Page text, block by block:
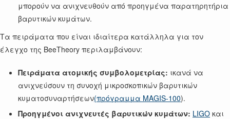
μπορούν να ανιχνευθούν από προηγμένα παρατηρητήρια
βαρυτικών κυμάτων.
Τα πειράματα που είναι ιδιαίτερα κατάλληλα για τον
έλεγχο της BeeTheory περιλαμβάνουν:
Πειράματα ατομικής συμβολομετρίας: ικανά να
ανιχνεύσουν τη συνοχή μικροσκοπικών βαρυτικών
κυματοσυναρτήσεων(πρόγραμμα MAGIS-100).
Προηγμένοι ανιχνευτές βαρυτικών κυμάτων: LIGO και